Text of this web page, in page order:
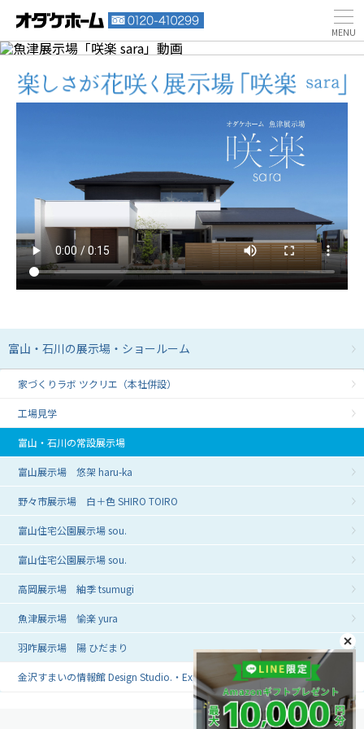
富山・石川の展示場・ショールーム
家づくりラボ ツクリエ（本社併設）
工場見学
富山・石川の常設展示場
富山展示場 悠架 haru-ka
野々市展示場 白＋色 SHIRO TOIRO
富山住宅公園展示場 sou.
富山住宅公園展示場 sou.
高岡展示場 紬季 tsumugi
魚津展示場 愉楽 yura
羽咋展示場 陽 ひだまり
金沢すまいの情報館 Design Studio.・Experience LAB.